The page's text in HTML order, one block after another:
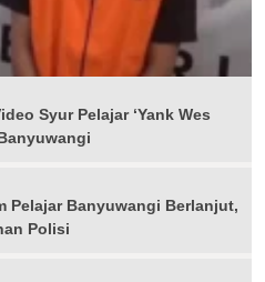
Syur Pelajar ‘Yank Wes
Pelajar Banyuwangi Berlanjut,
Polisi